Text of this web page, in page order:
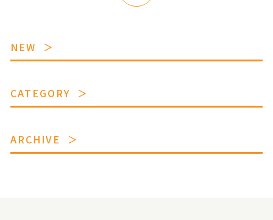
NEW
CATEGORY
ARCHIVE